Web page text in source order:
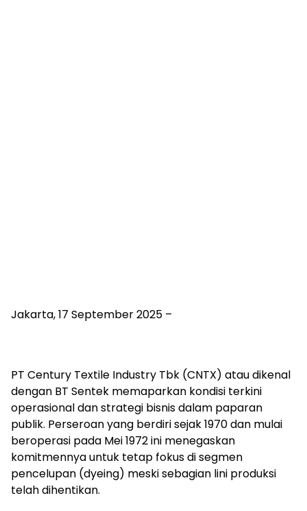
Jakarta, 17 September 2025 –
PT Century Textile Industry Tbk (CNTX) atau dikenal
dengan BT Sentek memaparkan kondisi terkini
operasional dan strategi bisnis dalam paparan
publik. Perseroan yang berdiri sejak 1970 dan mulai
beroperasi pada Mei 1972 ini menegaskan
komitmennya untuk tetap fokus di segmen
pencelupan (dyeing) meski sebagian lini produksi
telah dihentikan.